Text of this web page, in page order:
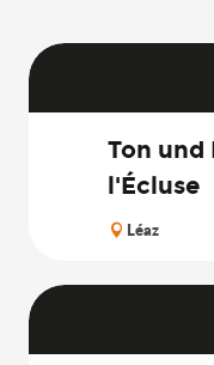
Ton und
l'Écluse
Léaz